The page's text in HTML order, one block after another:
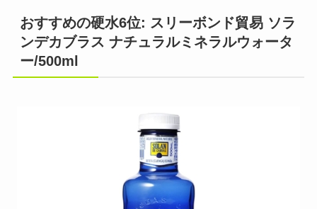
おすすめの硬水6位: スリーボンド貿易 ソラ
ンデカブラス ナチュラルミネラルウォータ
ー/500ml